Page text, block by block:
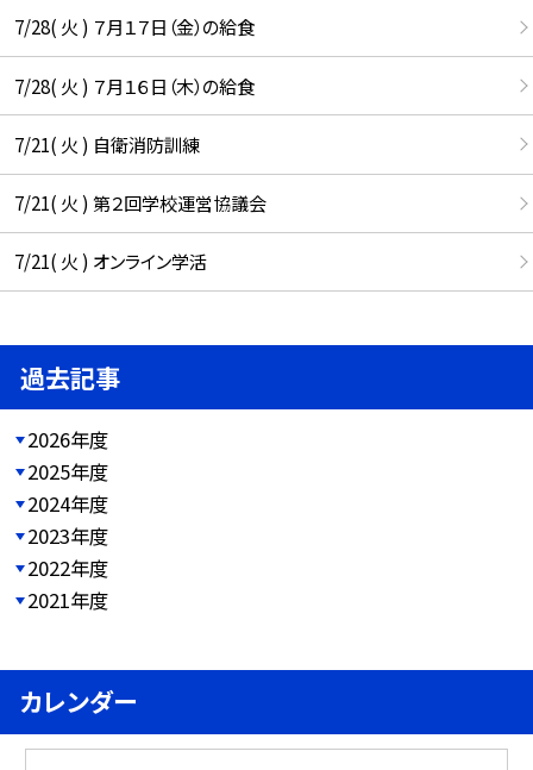
7/28( 火 ) ７月１７日（金）の給食
7/28( 火 ) ７月１６日（木）の給食
7/21( 火 ) 自衛消防訓練
7/21( 火 ) 第２回学校運営協議会
7/21( 火 ) オンライン学活
過去記事
2026年度
2025年度
2024年度
2023年度
2022年度
2021年度
カレンダー